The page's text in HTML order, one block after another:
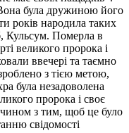
була дружиною його
років народила таких
Кульсум. Померла в
великого пророка і
ввечері та таємно
зроблено з тією метою,
була незадоволена
пророка і своє
з тим, щоб це було
свідомості